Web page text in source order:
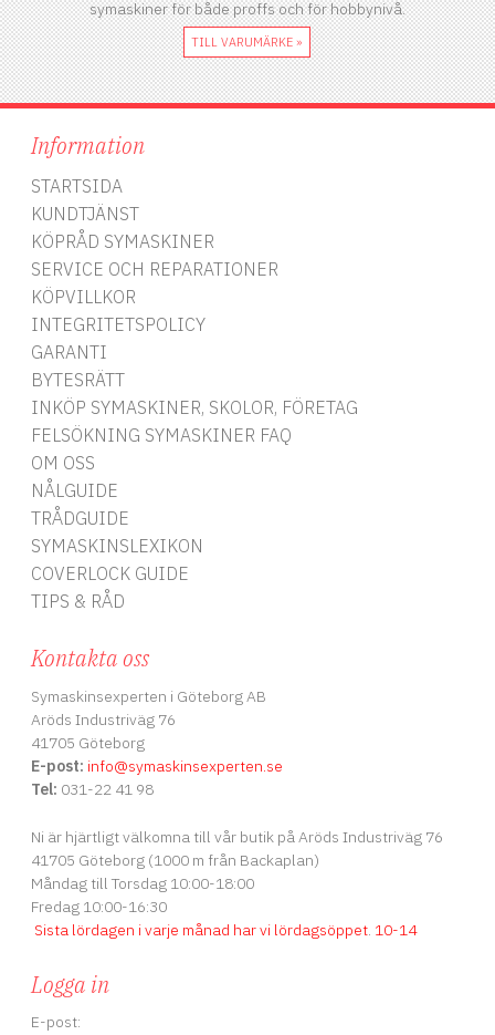
symaskiner för både proffs och för hobbynivå.
TILL VARUMÄRKE »
Information
STARTSIDA
KUNDTJÄNST
KÖPRÅD SYMASKINER
SERVICE OCH REPARATIONER
KÖPVILLKOR
INTEGRITETSPOLICY
GARANTI
BYTESRÄTT
INKÖP SYMASKINER, SKOLOR, FÖRETAG
FELSÖKNING SYMASKINER FAQ
OM OSS
NÅLGUIDE
TRÅDGUIDE
SYMASKINSLEXIKON
COVERLOCK GUIDE
TIPS & RÅD
Kontakta oss
Symaskinsexperten i Göteborg AB
Aröds Industriväg 76
41705 Göteborg
E-post: info@symaskinsexperten.se
Tel: 031-22 41 98
Ni är hjärtligt välkomna till vår butik på Aröds Industriväg 76
41705 Göteborg (1000 m från Backaplan)
Måndag till Torsdag 10:00-18:00
Fredag 10:00-16:30
Sista lördagen i varje månad har vi lördagsöppet. 10-14
Logga in
E-post: